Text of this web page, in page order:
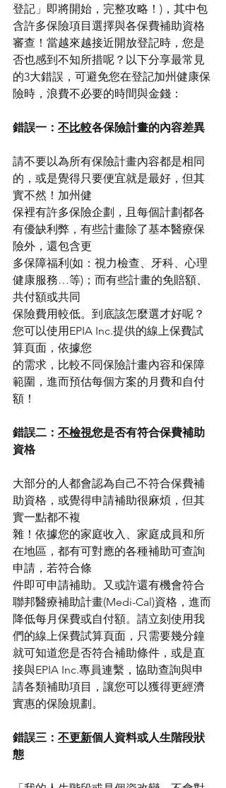
登記」即將開始，完整攻略！)，其中包
含許多保險項目選擇與各保費補助資格
審查！當越來越接近開放登記時，您是
否也感到不知所措呢？以下分享最常見
的3大錯誤，可避免您在登記加州健康保
險時，浪費不必要的時間與金錢：
錯誤一： 不比較各保險計畫的內容差異
請不要以為所有保險計畫內容都是相同
的，或是覺得只要便宜就是最好，但其
實不然！加州健
保裡有許多保險企劃，且每個計劃都各
有優缺利弊，有些計畫除了基本醫療保
險外，還包含更
多保障福利(如：視力檢查、牙科、心理
健康服務…等)；而有些計畫的免賠額、
共付額或共同
保險費用較低。到底該怎麼選才好呢？
您可以使用EPIA Inc.提供的線上保費試
算頁面，依據您
的需求，比較不同保險計畫內容和保障
範圍，進而預估每個方案的月費和自付
額！
錯誤二： 不檢視您是否有符合保費補助
資格
大部分的人都會認為自己不符合保費補
助資格，或覺得申請補助很麻煩，但其
實一點都不複
雜！依據您的家庭收入、家庭成員和所
在地區，都有可對應的各種補助可查詢
申請，若符合條
件即可申請補助。又或許還有機會符合
聯邦醫療補助計畫(Medi-Cal)資格，進而
降低每月保費或自付額。請立刻使用我
們的線上保費試算頁面，只需要幾分鐘
就可知道您是否符合補助條件，或是直
接與EPIA Inc.專員連繫，協助查詢與申
請各類補助項目，讓您可以獲得更經濟
實惠的保險規劃。
錯誤三： 不更新個人資料或人生階段狀
態